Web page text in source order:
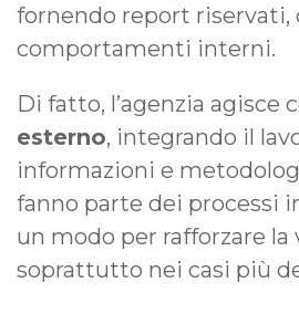
fornendo report riservati,
comportamenti interni.
Di fatto, l’agenzia agisce
esterno, integrando il
informazioni e
fanno parte dei processi
un modo per rafforzare la
soprattutto nei casi più